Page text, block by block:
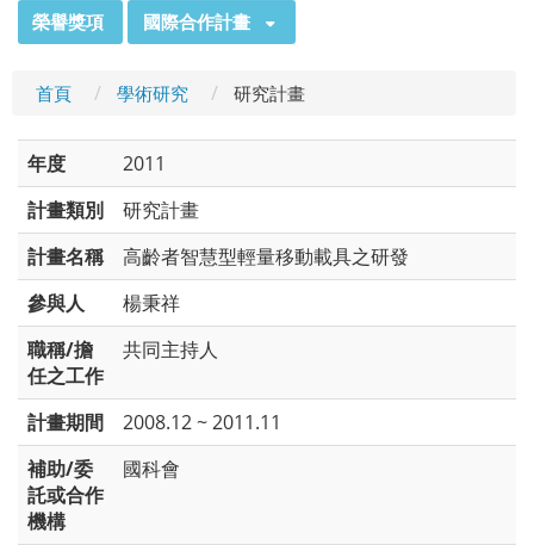
榮譽獎項 國際合作計畫
首頁 學術研究 研究計畫
年度
2011
計畫類別
研究計畫
計畫名稱
高齡者智慧型輕量移動載具之研發
參與人
楊秉祥
職稱/擔
任之工作
共同主持人
計畫期間
2008.12 ~ 2011.11
補助/委
託或合作
機構
國科會